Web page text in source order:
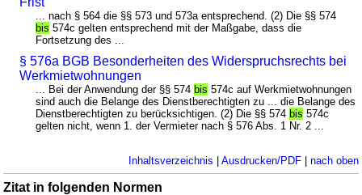
... nach § 564 die §§ 573 und 573a entsprechend. (2) Die §§ 574
bis 574c gelten entsprechend mit der Maßgabe, dass die
Fortsetzung des ...
§ 576a BGB Besonderheiten des Widerspruchsrechts bei
Werkmietwohnungen
... Bei der Anwendung der §§ 574bis 574c auf Werkmietwohnungen
sind auch die Belange des Dienstberechtigten zu ... die Belange des
Dienstberechtigten zu berücksichtigen. (2) Die §§ 574bis 574c
gelten nicht, wenn 1. der Vermieter nach § 576 Abs. 1 Nr. 2 ...
Inhaltsverzeichnis | Ausdrucken/PDF| nach oben
Zitat in folgenden Normen